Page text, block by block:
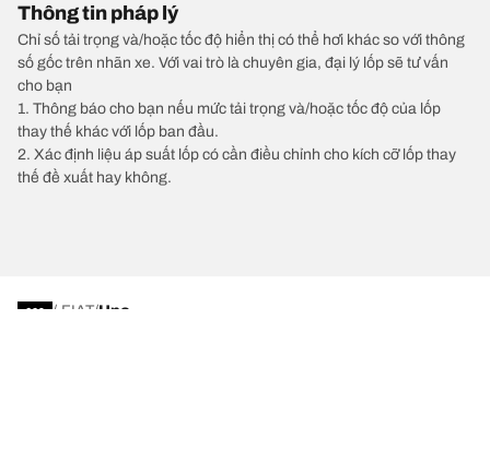
Thông tin pháp lý
Chỉ số tải trọng và/hoặc tốc độ hiển thị có thể hơi khác so với thông
số gốc trên nhãn xe. Với vai trò là chuyên gia, đại lý lốp sẽ tư vấn
cho bạn
1. Thông báo cho bạn nếu mức tải trọng và/hoặc tốc độ của lốp
thay thế khác với lốp ban đầu.
2. Xác định liệu áp suất lốp có cần điều chỉnh cho kích cỡ lốp thay
thế đề xuất hay không.
/ FIAT Uno